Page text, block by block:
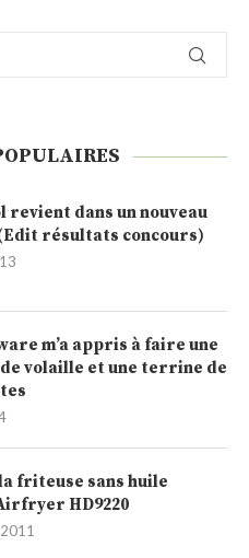
revient dans un nouveau
résultats concours)
m’a appris à faire une
volaille et une terrine de
friteuse sans huile
HD9220